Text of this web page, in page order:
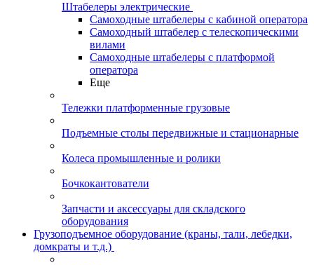
Штабелеры электрические
Самоходные штабелеры с кабиной оператора
Самоходный штабелер с телескопическими
вилами
Самоходные штабелеры с платформой
оператора
Еще
Тележки платформенные грузовые
Подъемные столы передвижные и стационарные
Колеса промышленные и ролики
Бочкокантователи
Запчасти и аксессуары для складского
оборудования
Грузоподъемное оборудование (краны, тали, лебедки,
домкраты и т.д.)